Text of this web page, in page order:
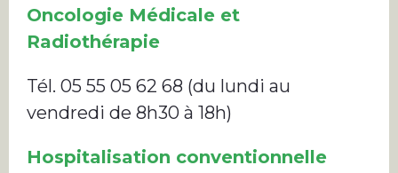
Oncologie Médicale et
Radiothérapie
Tél. 05 55 05 62 68 (du lundi au
vendredi de 8h30 à 18h)
Hospitalisation conventionnelle